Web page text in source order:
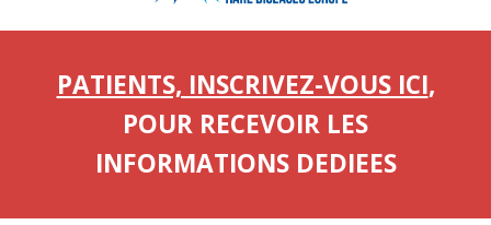
PATIENTS, INSCRIVEZ-VOUS ICI,
POUR RECEVOIR LES
INFORMATIONS DEDIEES